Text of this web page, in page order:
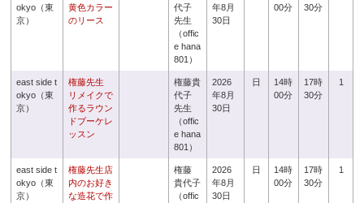
okyo（東
京）
黄色カラー
のリース
代子
先生
（offic
e hana
801）
年8月
30日
00分
30分
east side t
okyo（東
京）
権藤先生
リメイクで
作るラウン
ドブーケレ
ッスン
権藤貴
代子
先生
（offic
e hana
801）
2026
年8月
30日
日
14時
00分
17時
30分
1
east side t
okyo（東
京）
権藤先生店
内のお好き
な造花で作
権藤
貴代子
（offic
2026
年8月
30日
日
14時
00分
17時
30分
1